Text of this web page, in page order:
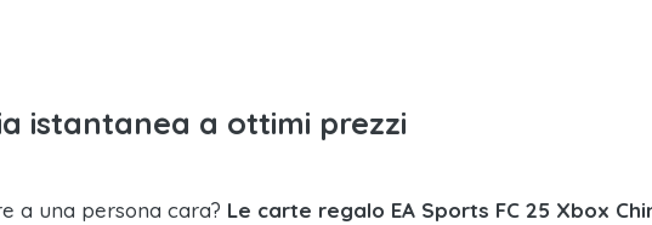
istantanea a ottimi prezzi
a una persona cara? Le carte regalo EA Sports FC 25 Xbox